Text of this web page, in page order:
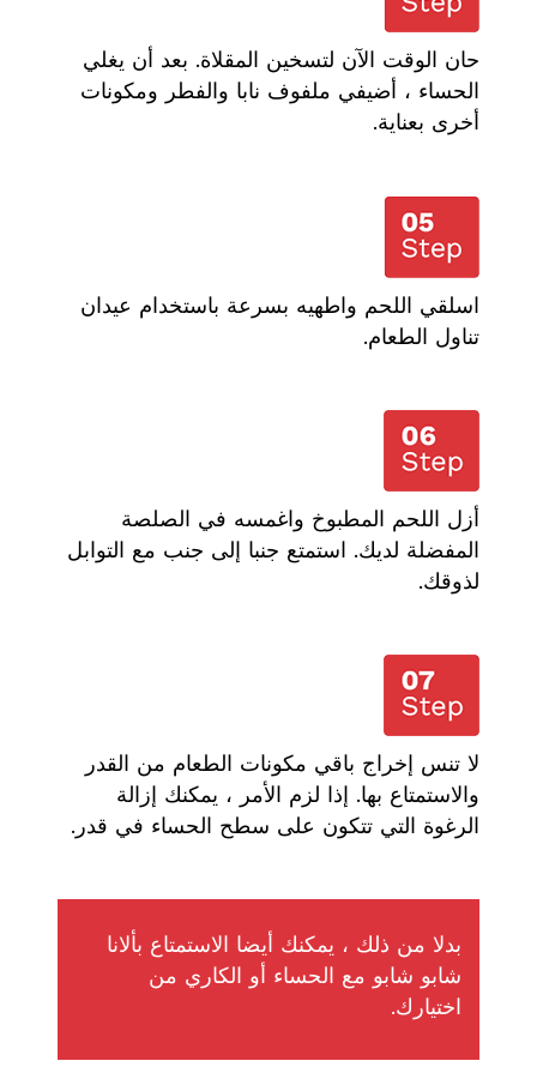
حان الوقت الآن لتسخين المقلاة. بعد أن يغلي
الحساء ، أضيفي ملفوف نابا والفطر ومكونات
أخرى بعناية.
اسلقي اللحم واطهيه بسرعة باستخدام عيدان
تناول الطعام.
أزل اللحم المطبوخ واغمسه في الصلصة
المفضلة لديك. استمتع جنبا إلى جنب مع التوابل
لذوقك.
لا تنس إخراج باقي مكونات الطعام من القدر
والاستمتاع بها. إذا لزم الأمر ، يمكنك إزالة
الرغوة التي تتكون على سطح الحساء في قدر.
بدلا من ذلك ، يمكنك أيضا الاستمتاع بألانا
شابو شابو مع الحساء أو الكاري من
اختيارك.